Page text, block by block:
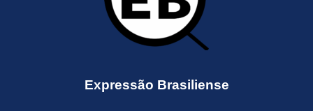
Expressão Brasiliense